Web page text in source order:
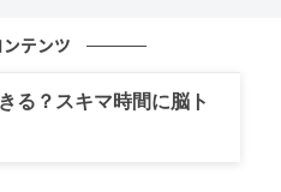
ず、相手が言葉を探す時
早く結論を言ってほし
テンツ
る？スキマ時間に脳ト